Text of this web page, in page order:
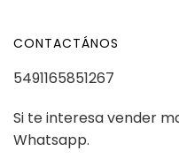
CONTACTÁNOS
5491165851267
Si te interesa vender
Whatsapp.